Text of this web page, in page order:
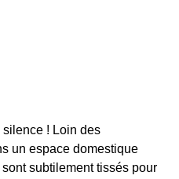
silence ! Loin des
un espace domestique
subtilement tissés pour